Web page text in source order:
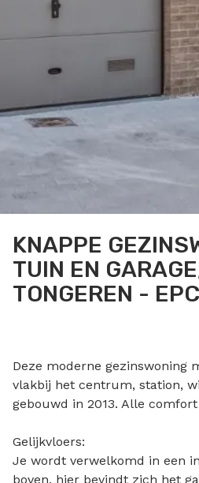
KNAPPE
TUIN EN
TONGEREN -
Deze moderne gezinswoning
vlakbij het centrum, station,
gebouwd in 2013. Alle
Gelijkvloers:
Je wordt verwelkomd in een
boven, hier bevindt zich het